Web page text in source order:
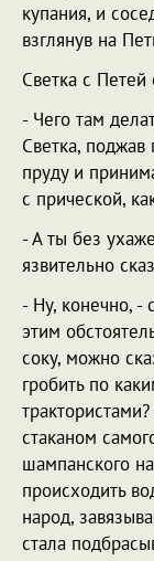
купания, и
взглянув на
Светка с
- Чего там
Светка, поджав
пруду и
с прической,
- А ты без
язвительно
- Ну, конечно, -
этим
соку, можно
гробить по
стаканом
шампанского
происходить
народ,
стала